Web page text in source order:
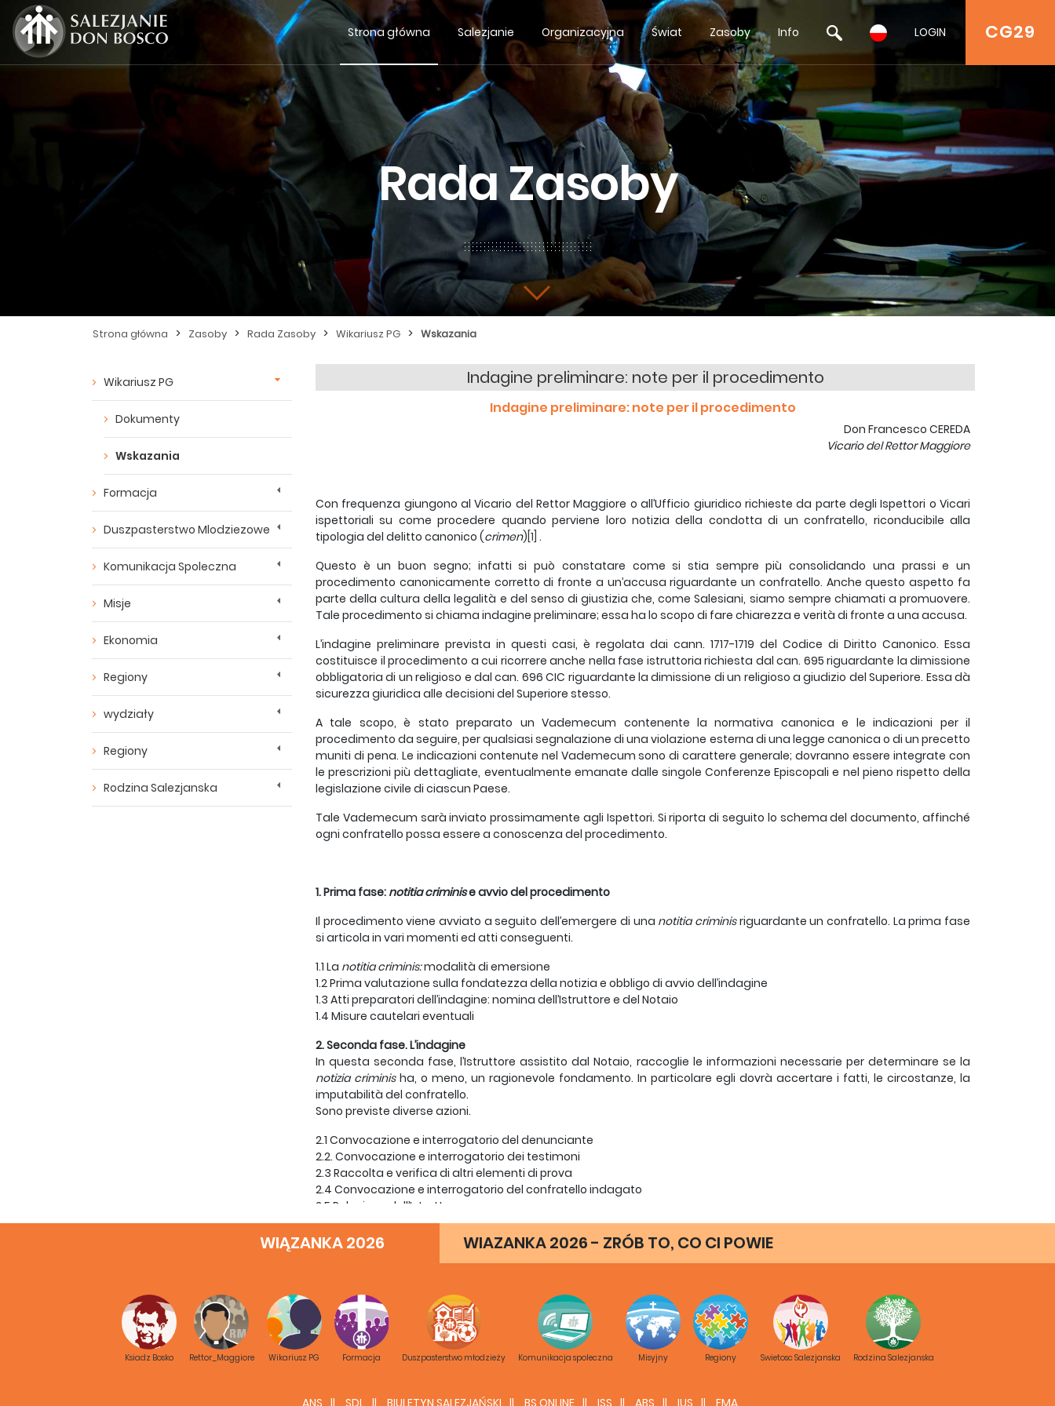
CG29
Strona główna Salezjanie Organizacyjna Świat Zasoby Info LOGIN
Rada Zasoby
Strona główna > Zasoby > Rada Zasoby > Wikariusz PG > Wskazania
Wikariusz PG
Dokumenty
Wskazania
Formacja
Duszpasterstwo Mlodziezowe
Komunikacja Spoleczna
Misje
Ekonomia
Regiony
wydziały
Regiony
Rodzina Salezjanska
Indagine preliminare: note per il procedimento
Indagine preliminare: note per il procedimento
Don Francesco CEREDA
Vicario del Rettor Maggiore
Con frequenza giungono al Vicario del Rettor Maggiore o all’Ufficio giuridico richieste da parte degli Ispettori o Vicari
ispettoriali su come procedere quando perviene loro notizia della condotta di un confratello, riconducibile alla
tipologia del delitto canonico (crimen) [1] .
Questo è un buon segno; infatti si può constatare come si stia sempre più consolidando una prassi e un
procedimento canonicamente corretto di fronte a un’accusa riguardante un confratello. Anche questo aspetto fa
parte della cultura della legalità e del senso di giustizia che, come Salesiani, siamo sempre chiamati a promuovere.
Tale procedimento si chiama indagine preliminare; essa ha lo scopo di fare chiarezza e verità di fronte a una accusa.
L’indagine preliminare prevista in questi casi, è regolata dai cann. 1717-1719 del Codice di Diritto Canonico. Essa
costituisce il procedimento a cui ricorrere anche nella fase istruttoria richiesta dal can. 695 riguardante la dimissione
obbligatoria di un religioso e dal can. 696 CIC riguardante la dimissione di un religioso a giudizio del Superiore. Essa dà
sicurezza giuridica alle decisioni del Superiore stesso.
A tale scopo, è stato preparato un Vademecum contenente la normativa canonica e le indicazioni per il
procedimento da seguire, per qualsiasi segnalazione di una violazione esterna di una legge canonica o di un precetto
muniti di pena. Le indicazioni contenute nel Vademecum sono di carattere generale; dovranno essere integrate con
le prescrizioni più dettagliate, eventualmente emanate dalle singole Conferenze Episcopali e nel pieno rispetto della
legislazione civile di ciascun Paese.
Tale Vademecum sarà inviato prossimamente agli Ispettori. Si riporta di seguito lo schema del documento, affinché
ogni confratello possa essere a conoscenza del procedimento.
1. Prima fase: notitia criminise avvio del procedimento
Il procedimento viene avviato a seguito dell’emergere di una notitia criminisriguardante un confratello. La prima fase
si articola in vari momenti ed atti conseguenti.
1.1 La notitia criminis:modalità di emersione
1.2 Prima valutazione sulla fondatezza della notizia e obbligo di avvio dell’indagine
1.3 Atti preparatori dell’indagine: nomina dell’Istruttore e del Notaio
1.4 Misure cautelari eventuali
2. Seconda fase. L’indagine
In questa seconda fase, l’Istruttore assistito dal Notaio, raccoglie le informazioni necessarie per determinare se la
notizia criminisha, o meno, un ragionevole fondamento. In particolare egli dovrà accertare i fatti, le circostanze, la
imputabilità del confratello.
Sono previste diverse azioni.
2.1 Convocazione e interrogatorio del denunciante
2.2. Convocazione e interrogatorio dei testimoni
2.3 Raccolta e verifica di altri elementi di prova
2.4 Convocazione e interrogatorio del confratello indagato
2.5 Relazione dell’Istruttore
2.6 Tempi dell’indagine
3. Terza fase. La valutazione degli esiti dell’indagine
successiva richiesta di un supplemento di indagine. L’Ispettore, che resta sempre il responsabile del procedimento
avviato, in questa terza fase ha un ruolo centrale, per gli atti che pone e le decisioni che assume.
3.1 Studio e valutazione degli atti
3.2 Decreto di chiusura dell’indagine o richiesta di un supplemento
WIĄZANKA 2026 WIAZANKA 2026 - ZRÓB TO, CO CI POWIE
Ksiadz Bosko Rettor_Maggiore Wikariusz PG Formacja Duszpasterstwo młodzieży Komunikacja spoleczna Misyjny Regiony Swietosc Salezjanska Rodzina Salezjanska